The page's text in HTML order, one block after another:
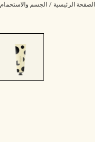
الصفحة الرئيسية / الجسم والاستحمام